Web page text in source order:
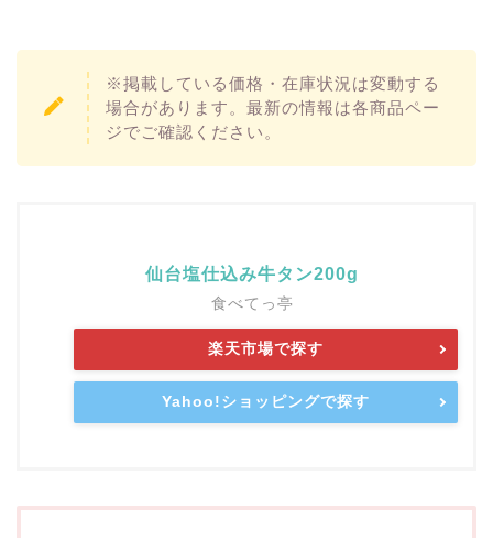
※掲載している価格・在庫状況は変動する
場合があります。最新の情報は各商品ペー
ジでご確認ください。
仙台塩仕込み牛タン200g
食べてっ亭
楽天市場で探す
Yahoo!ショッピングで探す